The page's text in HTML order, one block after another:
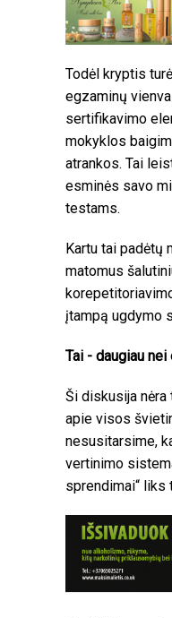
Todėl kryptis
egzaminų
sertifikavimo
mokyklos
atrankos. Tai
esminės savo
testams.
Kartu tai padėtų
matomus
įtampą ugdymo
Tai - daugiau
Ši diskusija
apie visos
nesusitarsime,
vertinimo
sprendimai“ liks